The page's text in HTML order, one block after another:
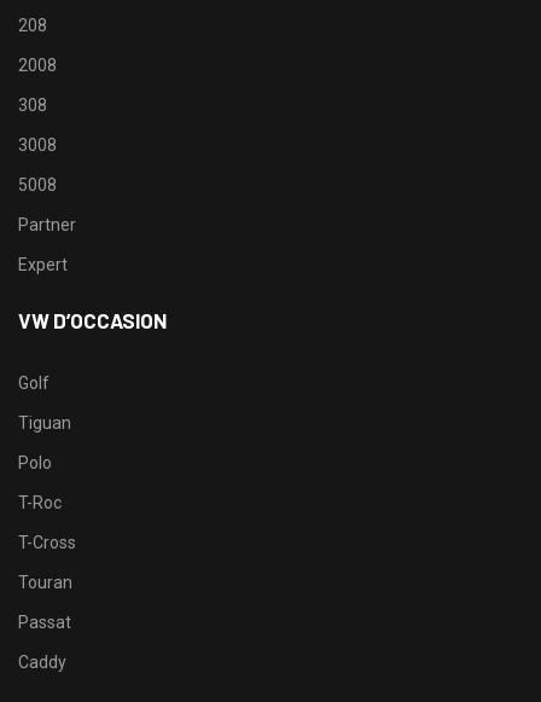
208
2008
308
3008
5008
Partner
Expert
VW D’OCCASION
Golf
Tiguan
Polo
T-Roc
T-Cross
Touran
Passat
Caddy